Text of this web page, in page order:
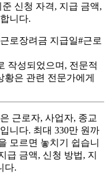
신청 자격, 지급 금액,
니다.
근로장려금 지급일#근로
작성되었으며, 전문적
은 관련 전문가에게
근로자, 사업자, 종교
니다. 최대 330만 원까
모르면 놓치기 쉽습니
급 금액, 신청 방법, 지
다.